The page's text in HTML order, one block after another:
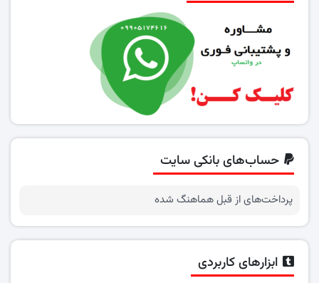
حساب‌های بانکی سایت
پرداخت‌های از قبل هماهنگ شده
ابزارهای کاربردی